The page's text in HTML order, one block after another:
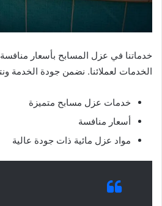
خدماتنا في عزل المسابح بأسعار
الخدمات لعملائنا. نضمن جودة الخدمة
خدمات عزل مسابح متميزة
أسعار منافسة
مواد عزل مائية ذات جودة عالية